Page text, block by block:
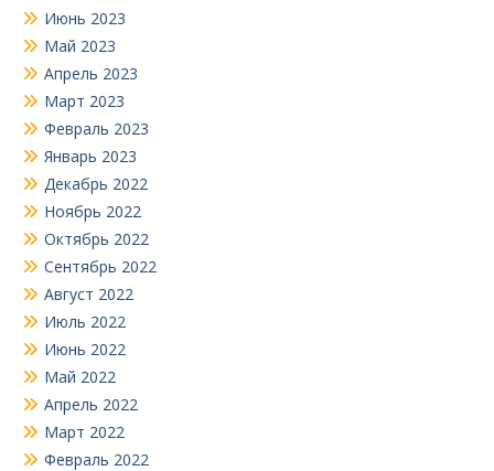
Июнь 2023
Май 2023
Апрель 2023
Март 2023
Февраль 2023
Январь 2023
Декабрь 2022
Ноябрь 2022
Октябрь 2022
Сентябрь 2022
Август 2022
Июль 2022
Июнь 2022
Май 2022
Апрель 2022
Март 2022
Февраль 2022